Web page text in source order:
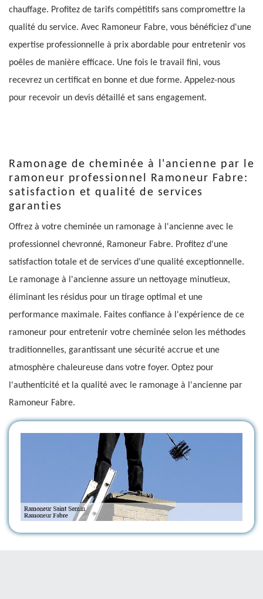
chauffage. Profitez de tarifs compétitifs sans compromettre la
qualité du service. Avec Ramoneur Fabre, vous bénéficiez d'une
expertise professionnelle à prix abordable pour entretenir vos
poêles de manière efficace. Une fois le travail fini, vous
recevrez un certificat en bonne et due forme. Appelez-nous
pour recevoir un devis détaillé et sans engagement.
Ramonage de cheminée à l'ancienne par le
ramoneur professionnel Ramoneur Fabre:
satisfaction et qualité de services
garanties
Offrez à votre cheminée un ramonage à l'ancienne avec le
professionnel chevronné, Ramoneur Fabre. Profitez d'une
satisfaction totale et de services d'une qualité exceptionnelle.
Le ramonage à l'ancienne assure un nettoyage minutieux,
éliminant les résidus pour un tirage optimal et une
performance maximale. Faites confiance à l'expérience de ce
ramoneur pour entretenir votre cheminée selon les méthodes
traditionnelles, garantissant une sécurité accrue et une
atmosphère chaleureuse dans votre foyer. Optez pour
l'authenticité et la qualité avec le ramonage à l'ancienne par
Ramoneur Fabre.